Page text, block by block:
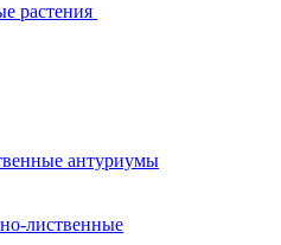
растения
антуриумы
лиственные